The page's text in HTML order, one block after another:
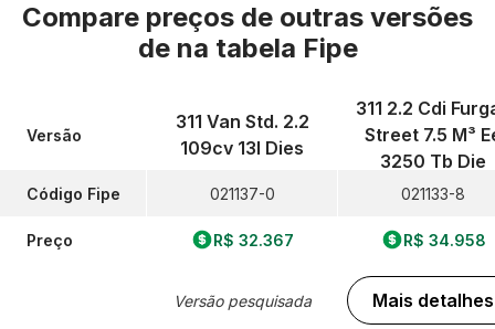
Compare preços de outras versões
de na tabela Fipe
Versão
Código Fipe
Preço
311 Van Std. 2.2
109cv 13l Dies
021137-0
R$ 32.367
Versão pesquisada
311 2.2 Cdi
Street 7.5 M³
3250 Tb Die
021133-8
R$ 34.958
Mais detalhes